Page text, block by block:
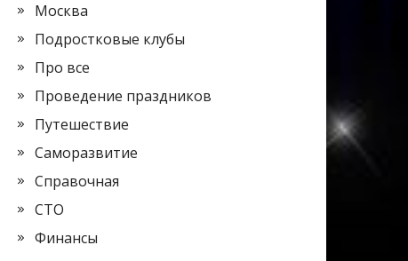
Москва
Подростковые клубы
Про все
Проведение праздников
Путешествие
Саморазвитие
Справочная
СТО
Финансы